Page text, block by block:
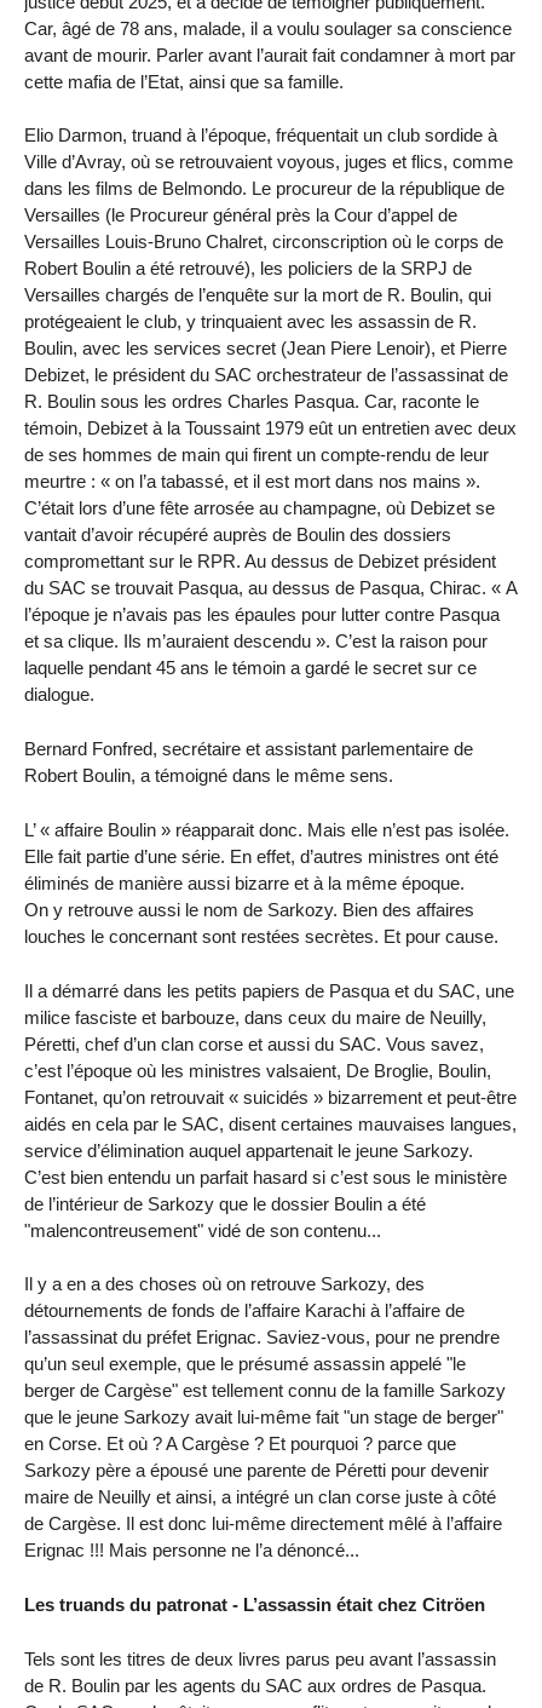
Car, âgé de 78 ans, malade, il a voulu soulager sa conscience
avant de mourir. Parler avant l’aurait fait condamner à mort par
cette mafia de l’Etat, ainsi que sa famille.
Elio Darmon, truand à l’époque, fréquentait un club sordide à
Ville d’Avray, où se retrouvaient voyous, juges et flics, comme
dans les films de Belmondo. Le procureur de la république de
Versailles (le Procureur général près la Cour d’appel de
Versailles Louis-Bruno Chalret, circonscription où le corps de
Robert Boulin a été retrouvé), les policiers de la SRPJ de
Versailles chargés de l’enquête sur la mort de R. Boulin, qui
protégeaient le club, y trinquaient avec les assassin de R.
Boulin, avec les services secret (Jean Piere Lenoir), et Pierre
Debizet, le président du SAC orchestrateur de l’assassinat de
R. Boulin sous les ordres Charles Pasqua. Car, raconte le
témoin, Debizet à la Toussaint 1979 eût un entretien avec deux
de ses hommes de main qui firent un compte-rendu de leur
meurtre : « on l’a tabassé, et il est mort dans nos mains ».
C’était lors d’une fête arrosée au champagne, où Debizet se
vantait d’avoir récupéré auprès de Boulin des dossiers
compromettant sur le RPR. Au dessus de Debizet président
du SAC se trouvait Pasqua, au dessus de Pasqua, Chirac. « A
l’époque je n’avais pas les épaules pour lutter contre Pasqua
et sa clique. Ils m’auraient descendu ». C’est la raison pour
laquelle pendant 45 ans le témoin a gardé le secret sur ce
dialogue.
Bernard Fonfred, secrétaire et assistant parlementaire de
Robert Boulin, a témoigné dans le même sens.
L’ « affaire Boulin » réapparait donc. Mais elle n’est pas isolée.
Elle fait partie d’une série. En effet, d’autres ministres ont été
éliminés de manière aussi bizarre et à la même époque.
On y retrouve aussi le nom de Sarkozy. Bien des affaires
louches le concernant sont restées secrètes. Et pour cause.
Il a démarré dans les petits papiers de Pasqua et du SAC, une
milice fasciste et barbouze, dans ceux du maire de Neuilly,
Péretti, chef d’un clan corse et aussi du SAC. Vous savez,
c’est l’époque où les ministres valsaient, De Broglie, Boulin,
Fontanet, qu’on retrouvait « suicidés » bizarrement et peut-être
aidés en cela par le SAC, disent certaines mauvaises langues,
service d’élimination auquel appartenait le jeune Sarkozy.
C’est bien entendu un parfait hasard si c’est sous le ministère
de l’intérieur de Sarkozy que le dossier Boulin a été
"malencontreusement" vidé de son contenu...
Il y a en a des choses où on retrouve Sarkozy, des
détournements de fonds de l’affaire Karachi à l’affaire de
l’assassinat du préfet Erignac. Saviez-vous, pour ne prendre
qu’un seul exemple, que le présumé assassin appelé "le
berger de Cargèse" est tellement connu de la famille Sarkozy
que le jeune Sarkozy avait lui-même fait "un stage de berger"
en Corse. Et où ? A Cargèse ? Et pourquoi ? parce que
Sarkozy père a épousé une parente de Péretti pour devenir
maire de Neuilly et ainsi, a intégré un clan corse juste à côté
de Cargèse. Il est donc lui-même directement mêlé à l’affaire
Erignac !!! Mais personne ne l’a dénoncé...
Les truands du patronat - L’assassin était chez Citröen
Tels sont les titres de deux livres parus peu avant l’assassin
de R. Boulin par les agents du SAC aux ordres de Pasqua.